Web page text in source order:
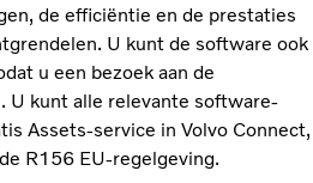
de efficiëntie en de prestaties
U kunt de software ook
u een bezoek aan de
U kunt alle relevante software-
Assets-service in Volvo Connect,
R156 EU-regelgeving.